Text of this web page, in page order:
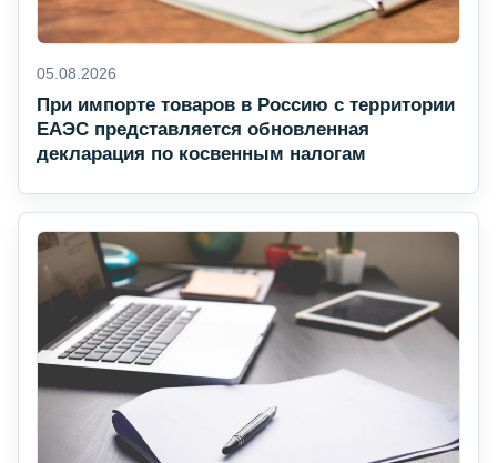
05.08.2026
При импорте товаров в Россию с территории
ЕАЭС представляется обновленная
декларация по косвенным налогам